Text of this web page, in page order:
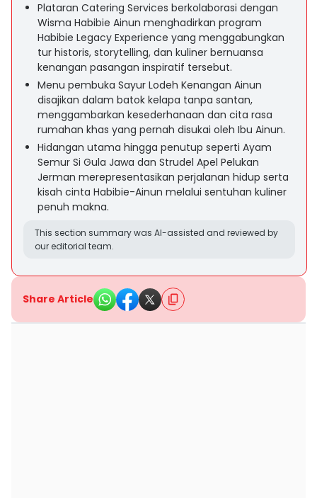
Plataran Catering Services berkolaborasi dengan
Wisma Habibie Ainun menghadirkan program
Habibie Legacy Experience yang menggabungkan
tur historis, storytelling, dan kuliner bernuansa
kenangan pasangan inspiratif tersebut.
Menu pembuka Sayur Lodeh Kenangan Ainun
disajikan dalam batok kelapa tanpa santan,
menggambarkan kesederhanaan dan cita rasa
rumahan khas yang pernah disukai oleh Ibu Ainun.
Hidangan utama hingga penutup seperti Ayam
Semur Si Gula Jawa dan Strudel Apel Pelukan
Jerman merepresentasikan perjalanan hidup serta
kisah cinta Habibie-Ainun melalui sentuhan kuliner
penuh makna.
This section summary was AI-assisted and reviewed by
our editorial team.
Share Article